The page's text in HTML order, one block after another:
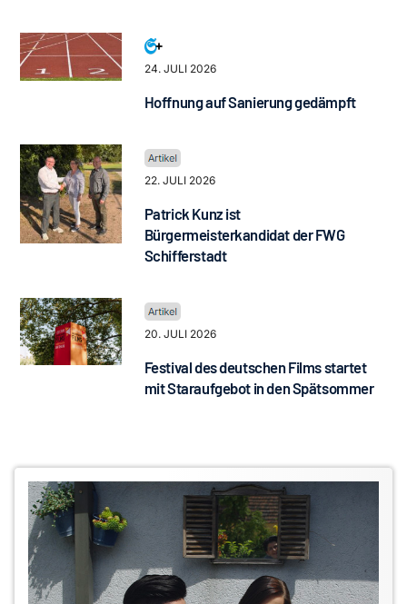
24. JULI 2026
Hoffnung auf Sanierung gedämpft
22. JULI 2026
Patrick Kunz ist
Bürgermeisterkandidat der FWG
Schifferstadt
20. JULI 2026
Festival des deutschen Films startet
mit Staraufgebot in den Spätsommer